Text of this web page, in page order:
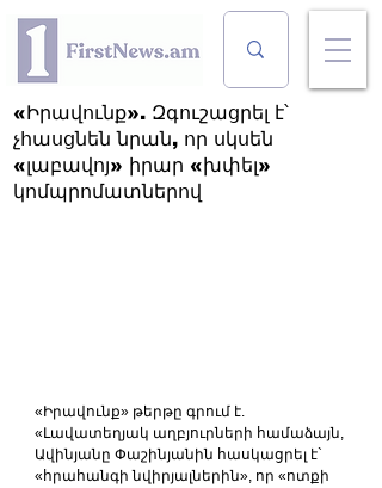
«Իրավունք». Զգուշացրել է՝
չհասցնեն նրան, որ սկսեն
«լաբավոյ» իրար «խփել»
կոմպրոմատներով
«Իրավունք» թերթը գրում է.
«Լավատեղյակ աղբյուրների համաձայն,
Ավինյանը Փաշինյանին հասկացրել է`
«հրահանգի նվիրյալներին», որ «ոտքի